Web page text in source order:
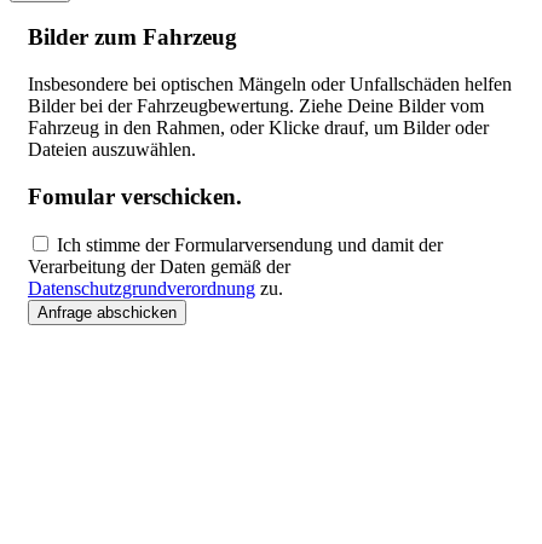
Bilder zum Fahrzeug
Insbesondere bei optischen Mängeln oder Unfallschäden helfen
Bilder bei der Fahrzeugbewertung. Ziehe Deine Bilder vom
Fahrzeug in den Rahmen, oder Klicke drauf, um Bilder oder
Dateien auszuwählen.
Fomular verschicken.
Ich stimme der Formularversendung und damit der
Verarbeitung der Daten gemäß der
Datenschutzgrundverordnung zu.
Anfrage abschicken